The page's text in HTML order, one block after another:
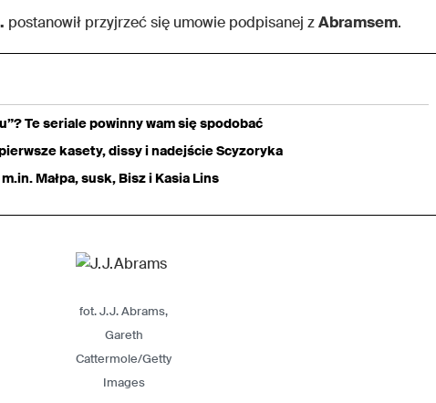
postanowił przyjrzeć się umowie podpisanej zAbramsem.
Te seriale powinny wam się spodobać
kasety, dissy i nadejście Scyzoryka
Małpa, susk, Bisz i Kasia Lins
fot. J.J. Abrams,
Gareth
Cattermole/Getty
Images